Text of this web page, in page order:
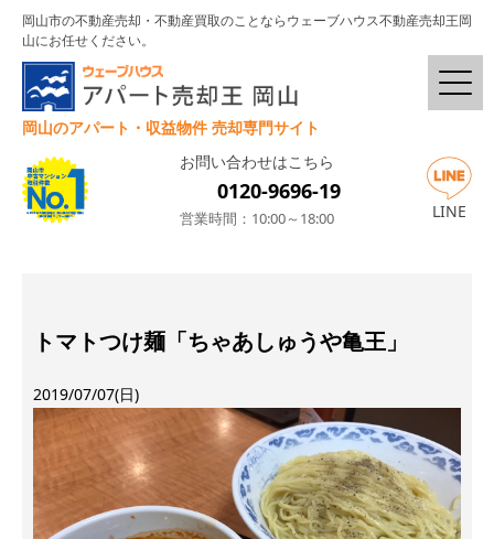
岡山市の不動産売却・不動産買取のことならウェーブハウス不動産売却王岡
山にお任せください。
岡山のアパート・収益物件 売却専門サイト
お問い合わせはこちら
0120-9696-19
営業時間：10:00～18:00 LINE
トマトつけ麺「ちゃあしゅうや亀王」
2019/07/07(日)